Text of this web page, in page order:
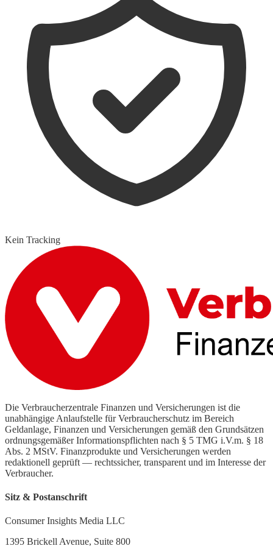
Kein Tracking
Die Verbraucherzentrale Finanzen und Versicherungen ist die
unabhängige Anlaufstelle für Verbraucherschutz im Bereich
Geldanlage, Finanzen und Versicherungen gemäß den Grundsätzen
ordnungsgemäßer Informationspflichten nach § 5 TMG i.V.m. § 18
Abs. 2 MStV. Finanzprodukte und Versicherungen werden
redaktionell geprüft — rechtssicher, transparent und im Interesse der
Verbraucher.
Sitz & Postanschrift
Consumer Insights Media LLC
1395 Brickell Avenue, Suite 800